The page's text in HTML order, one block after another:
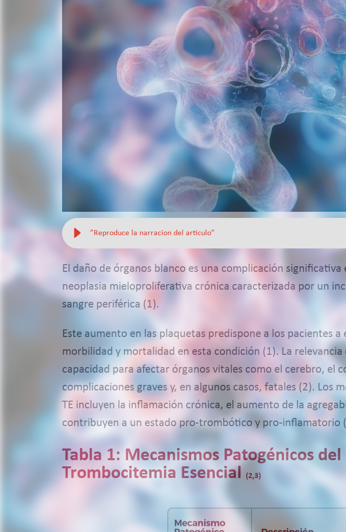
”Reproduce la narracion del articulo”
El daño de órganos blanco es una complicación
neoplasia mieloproliferativa crónica caracterizada por un
sangre periférica (1).
Este aumento en las plaquetas predispone a los pacientes
morbilidad y mortalidad en esta condición (1). La
capacidad para afectar órganos vitales como el cerebro, el
complicaciones graves y, en algunos casos, fatales (2). Los
TE incluyen la inflamación crónica, el aumento de la
contribuyen a un estado pro-trombótico y pro-inflamatorio
Tabla 1: Mecanismos Patogénicos
Trombocitemia Esencial
(2,3)